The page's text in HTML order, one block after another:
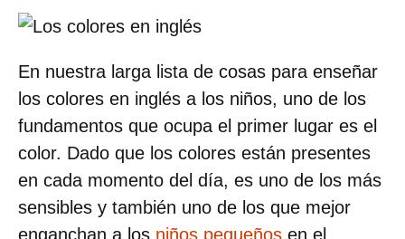
En nuestra larga lista de cosas para enseñar
los colores en inglés a los niños, uno de los
fundamentos que ocupa el primer lugar es el
color. Dado que los colores están presentes
en cada momento del día, es uno de los más
sensibles y también uno de los que mejor
enganchan a los niños pequeños en el